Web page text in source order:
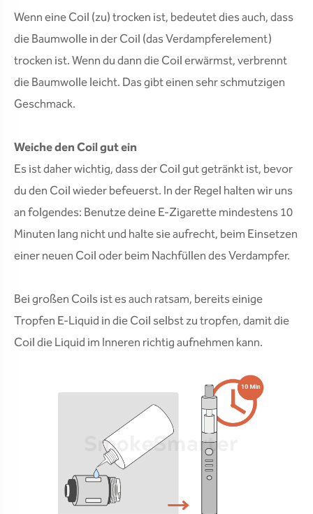
Wenn eine Coil (zu) trocken ist, bedeutet dies auch, dass
die Baumwolle in der Coil (das Verdampferelement)
trocken ist. Wenn du dann die Coil erwärmst, verbrennt
die Baumwolle leicht. Das gibt einen sehr schmutzigen
Geschmack.
Weiche den Coil gut ein
Es ist daher wichtig, dass der Coil gut getränkt ist, bevor
du den Coil wieder befeuerst. In der Regel halten wir uns
an folgendes: Benutze deine E-Zigarette mindestens 10
Minuten lang nicht und halte sie aufrecht, beim Einsetzen
einer neuen Coil oder beim Nachfüllen des Verdampfer.
Bei großen Coils ist es auch ratsam, bereits einige
Tropfen E-Liquid in die Coil selbst zu tropfen, damit die
Coil die Liquid im Inneren richtig aufnehmen kann.